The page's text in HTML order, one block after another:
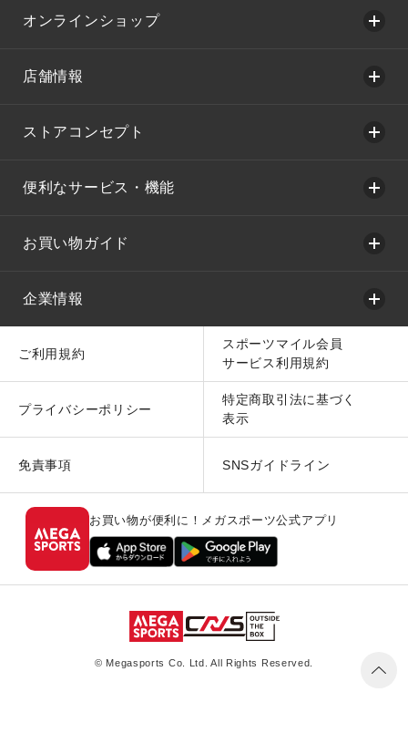
オンラインショップ
店舗情報
ストアコンセプト
便利なサービス・機能
お買い物ガイド
企業情報
ご利用規約
スポーツマイル会員
サービス利用規約
プライバシーポリシー
特定商取引法に基づく
表示
免責事項 SNSガイドライン
お買い物が便利に！メガスポーツ公式アプリ
© Megasports Co. Ltd. All Rights Reserved.